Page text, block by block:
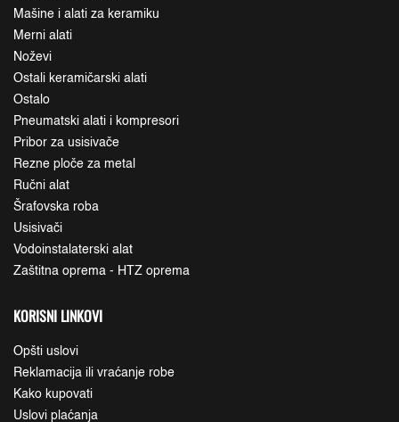
Mašine i alati za keramiku
Merni alati
Noževi
Ostali keramičarski alati
Ostalo
Pneumatski alati i kompresori
Pribor za usisivače
Rezne ploče za metal
Ručni alat
Šrafovska roba
Usisivači
Vodoinstalaterski alat
Zaštitna oprema - HTZ oprema
KORISNI LINKOVI
Opšti uslovi
Reklamacija ili vraćanje robe
Kako kupovati
Uslovi plaćanja